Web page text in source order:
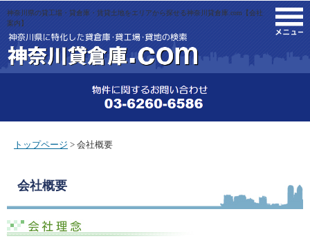
神奈川県の貸工場・貸倉庫・賃貸土地をエリアから探せる神奈川貸倉庫.com【会社
案内】
トップページ > 会社概要
会社概要